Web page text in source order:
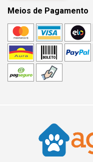
Meios de Pagamento